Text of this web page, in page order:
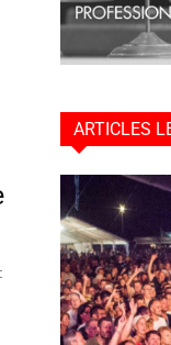
ARTICLES